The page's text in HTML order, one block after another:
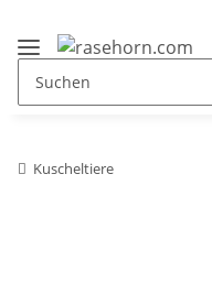
Kuscheltiere